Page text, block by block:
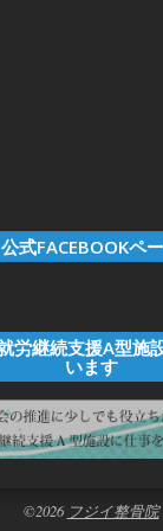
公式FACEBOOKペ
労継続支援A型施
います
©2026 フジイ整骨院